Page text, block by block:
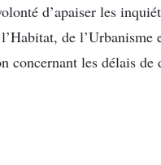
d’apaiser les
de l’Urbanisme
concernant les délais de